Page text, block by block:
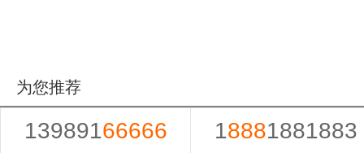
为您推荐
13989166666 18881881883